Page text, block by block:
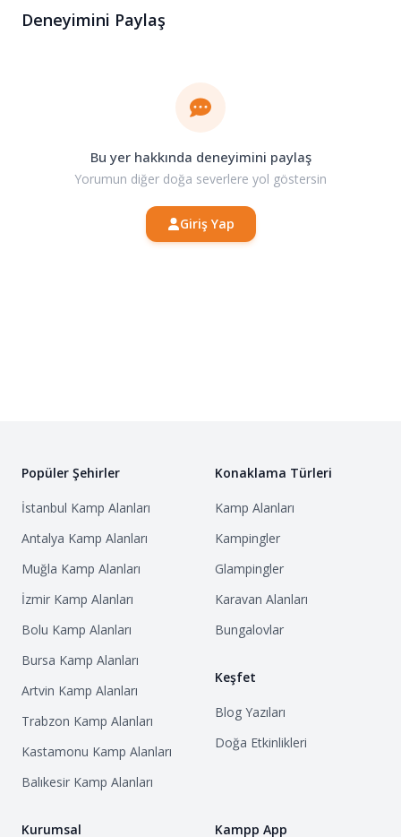
Deneyimini Paylaş
Bu yer hakkında deneyimini paylaş
Yorumun diğer doğa severlere yol göstersin
Giriş Yap
Popüler Şehirler
İstanbul Kamp Alanları
Antalya Kamp Alanları
Muğla Kamp Alanları
İzmir Kamp Alanları
Bolu Kamp Alanları
Bursa Kamp Alanları
Artvin Kamp Alanları
Trabzon Kamp Alanları
Kastamonu Kamp Alanları
Balıkesir Kamp Alanları
Konaklama Türleri
Kamp Alanları
Kampingler
Glampingler
Karavan Alanları
Bungalovlar
Keşfet
Blog Yazıları
Doğa Etkinlikleri
Kurumsal Kampp App